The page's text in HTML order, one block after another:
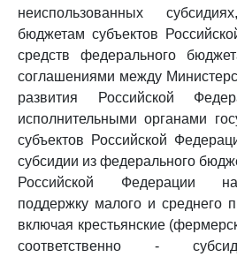
неиспользованных
бюджетам субъектов
средств федерального
соглашениями между
развития Российской
исполнительными органами
субъектов Российской
субсидии из федерального
Российской Федерации на
поддержку малого и среднего
включая крестьянские
соответственно -